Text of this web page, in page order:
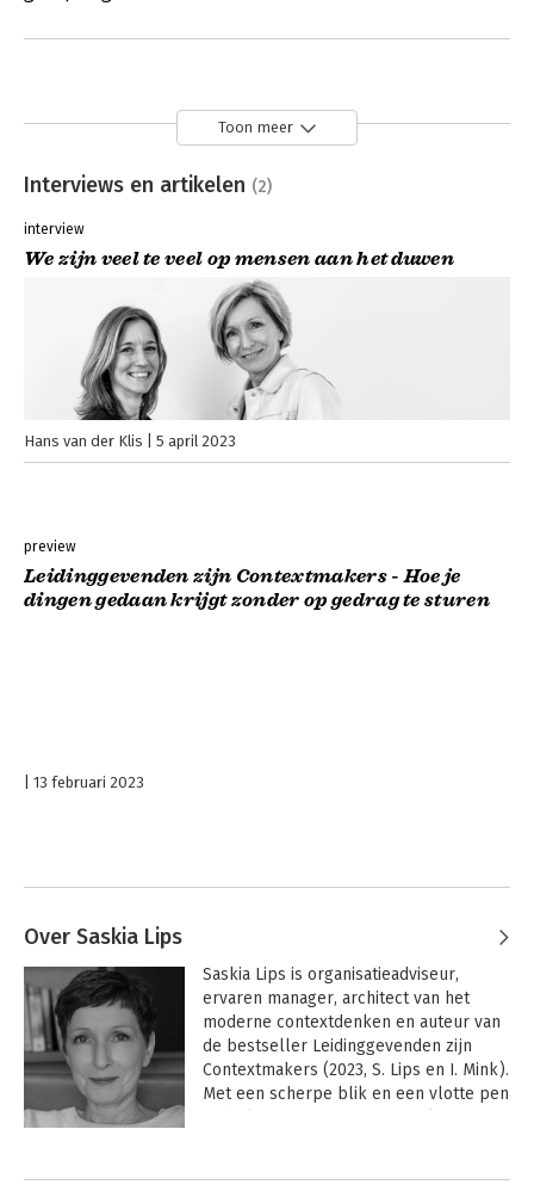
Toon meer
Interviews en artikelen (2)
interview
We zijn veel te veel op mensen aan het duwen
Hans van der Klis 5 april 2023
preview
Leidinggevenden zijn Contextmakers - Hoe je
dingen gedaan krijgt zonder op gedrag te sturen
13 februari 2023
Over Saskia Lips
Saskia Lips is organisatieadviseur,
ervaren manager, architect van het
moderne contextdenken en auteur van
de bestseller Leidinggevenden zijn
Contextmakers (2023, S. Lips en I. Mink).
Met een scherpe blik en een vlotte pen